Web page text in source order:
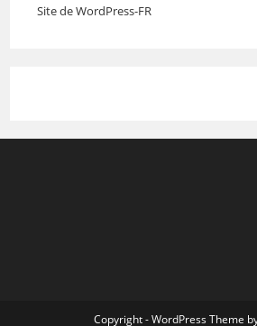
Site de WordPress-FR
Copyright - WordPress Theme